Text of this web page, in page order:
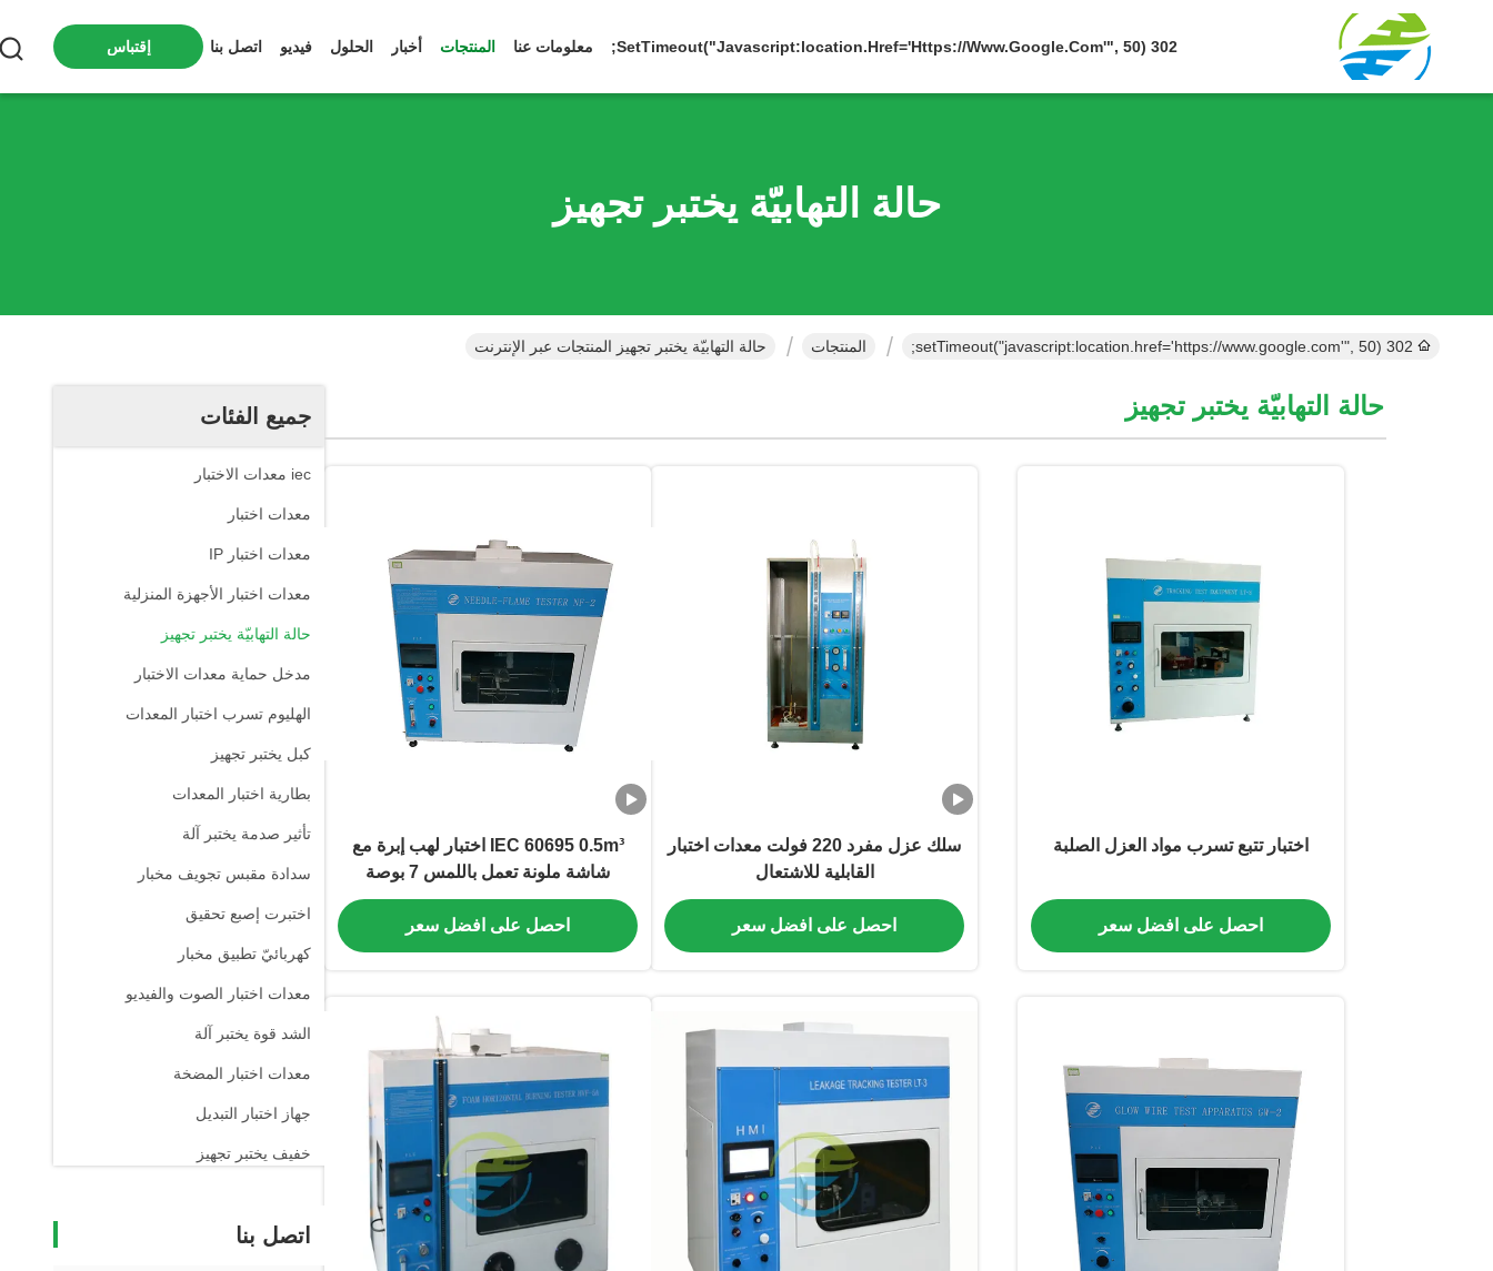
302 SetTimeout("javascript:location.href='https://www.google.com'", 50); معلومات عنا المنتجات أخبار الحلول فيديو اتصل بنا إقتباس
حالة التهابيّة يختبر تجهيز
302 setTimeout("javascript:location.href='https://www.google.com'", 50); المنتجات حالة التهابيّة يختبر تجهيز المنتجات عبر الإنترنت
جميع الفئات
iec معدات الاختبار
معدات اختبار
معدات اختبار IP
معدات اختبار الأجهزة المنزلية
حالة التهابيّة يختبر تجهيز
مدخل حماية معدات الاختبار
الهليوم تسرب اختبار المعدات
كبل يختبر تجهيز
بطارية اختبار المعدات
تأثير صدمة يختبر آلة
سدادة مقبس تجويف مخبار
اختبرت إصبع تحقيق
كهربائيّ تطبيق مخبار
معدات اختبار الصوت والفيديو
الشد قوة يختبر آلة
معدات اختبار المضخة
جهاز اختبار التبديل
خفيف يختبر تجهيز
معمل اختبار أداء الأجهزة
اتصل بنا
حالة التهابيّة يختبر تجهيز
اختبار تتبع تسرب مواد العزل الصلبة
احصل على افضل سعر
سلك عزل مفرد 220 فولت معدات اختبار
القابلية للاشتعال
احصل على افضل سعر
IEC 60695 0.5m³ اختبار لهب إبرة مع
شاشة ملونة تعمل باللمس 7 بوصة
احصل على افضل سعر